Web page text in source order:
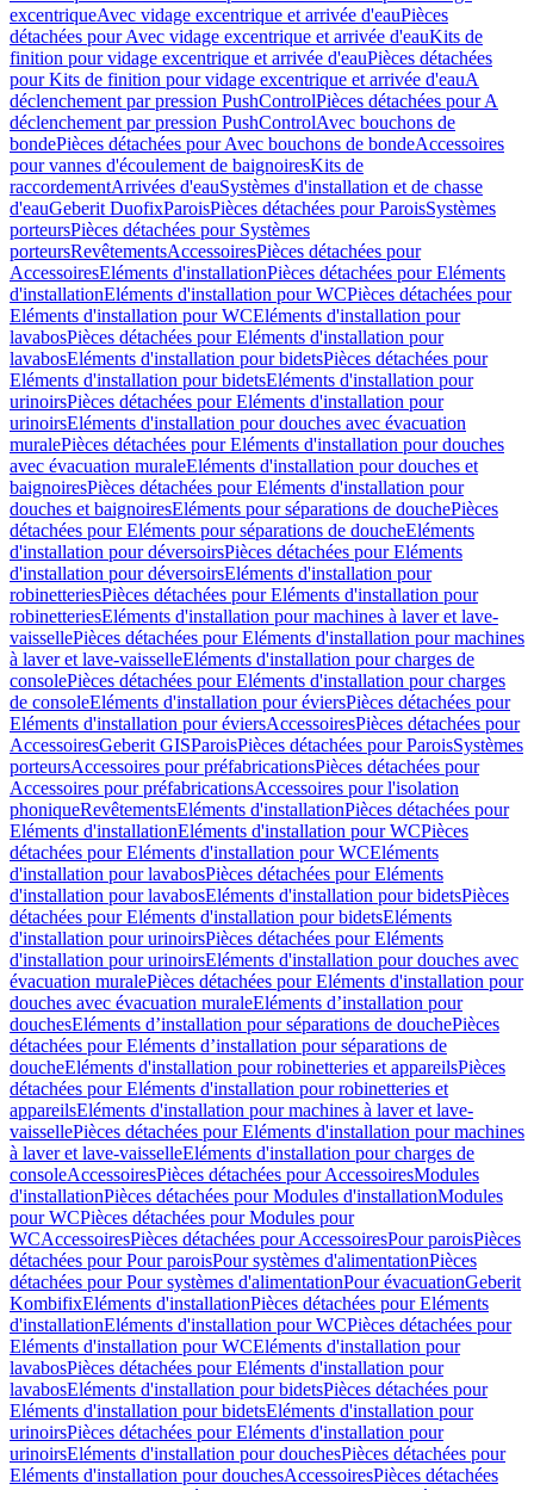
excentriqueAvec vidage excentrique et arrivée d'eauPièces
détachées pour Avec vidage excentrique et arrivée d'eauKits de
finition pour vidage excentrique et arrivée d'eauPièces détachées
pour Kits de finition pour vidage excentrique et arrivée d'eauA
déclenchement par pression PushControlPièces détachées pour A
déclenchement par pression PushControlAvec bouchons de
bondePièces détachées pour Avec bouchons de bondeAccessoires
pour vannes d'écoulement de baignoiresKits de
raccordementArrivées d'eauSystèmes d'installation et de chasse
d'eauGeberit DuofixParoisPièces détachées pour ParoisSystèmes
porteursPièces détachées pour Systèmes
porteursRevêtementsAccessoiresPièces détachées pour
AccessoiresEléments d'installationPièces détachées pour Eléments
d'installationEléments d'installation pour WCPièces détachées pour
Eléments d'installation pour WCEléments d'installation pour
lavabosPièces détachées pour Eléments d'installation pour
lavabosEléments d'installation pour bidetsPièces détachées pour
Eléments d'installation pour bidetsEléments d'installation pour
urinoirsPièces détachées pour Eléments d'installation pour
urinoirsEléments d'installation pour douches avec évacuation
muralePièces détachées pour Eléments d'installation pour douches
avec évacuation muraleEléments d'installation pour douches et
baignoiresPièces détachées pour Eléments d'installation pour
douches et baignoiresEléments pour séparations de douchePièces
détachées pour Eléments pour séparations de doucheEléments
d'installation pour déversoirsPièces détachées pour Eléments
d'installation pour déversoirsEléments d'installation pour
robinetteriesPièces détachées pour Eléments d'installation pour
robinetteriesEléments d'installation pour machines à laver et lave-
vaissellePièces détachées pour Eléments d'installation pour machines
à laver et lave-vaisselleEléments d'installation pour charges de
consolePièces détachées pour Eléments d'installation pour charges
de consoleEléments d'installation pour éviersPièces détachées pour
Eléments d'installation pour éviersAccessoiresPièces détachées pour
AccessoiresGeberit GISParoisPièces détachées pour ParoisSystèmes
porteursAccessoires pour préfabricationsPièces détachées pour
Accessoires pour préfabricationsAccessoires pour l'isolation
phoniqueRevêtementsEléments d'installationPièces détachées pour
Eléments d'installationEléments d'installation pour WCPièces
détachées pour Eléments d'installation pour WCEléments
d'installation pour lavabosPièces détachées pour Eléments
d'installation pour lavabosEléments d'installation pour bidetsPièces
détachées pour Eléments d'installation pour bidetsEléments
d'installation pour urinoirsPièces détachées pour Eléments
d'installation pour urinoirsEléments d'installation pour douches avec
évacuation muralePièces détachées pour Eléments d'installation pour
douches avec évacuation muraleEléments d’installation pour
douchesEléments d’installation pour séparations de douchePièces
détachées pour Eléments d’installation pour séparations de
doucheEléments d'installation pour robinetteries et appareilsPièces
détachées pour Eléments d'installation pour robinetteries et
appareilsEléments d'installation pour machines à laver et lave-
vaissellePièces détachées pour Eléments d'installation pour machines
à laver et lave-vaisselleEléments d'installation pour charges de
consoleAccessoiresPièces détachées pour AccessoiresModules
d'installationPièces détachées pour Modules d'installationModules
pour WCPièces détachées pour Modules pour
WCAccessoiresPièces détachées pour AccessoiresPour paroisPièces
détachées pour Pour paroisPour systèmes d'alimentationPièces
détachées pour Pour systèmes d'alimentationPour évacuationGeberit
KombifixEléments d'installationPièces détachées pour Eléments
d'installationEléments d'installation pour WCPièces détachées pour
Eléments d'installation pour WCEléments d'installation pour
lavabosPièces détachées pour Eléments d'installation pour
lavabosEléments d'installation pour bidetsPièces détachées pour
Eléments d'installation pour bidetsEléments d'installation pour
urinoirsPièces détachées pour Eléments d'installation pour
urinoirsEléments d'installation pour douchesPièces détachées pour
Eléments d'installation pour douchesAccessoiresPièces détachées